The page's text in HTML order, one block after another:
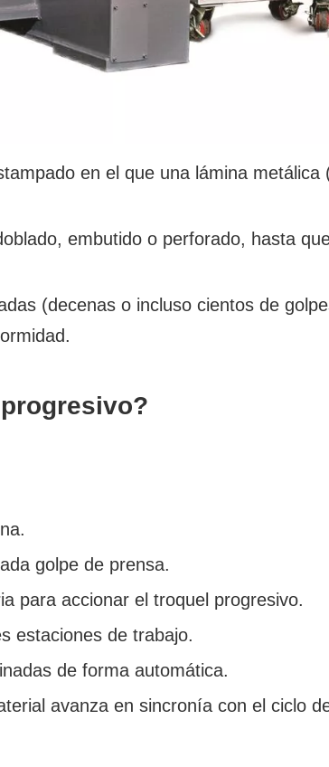
en el que una lámina
embutido o perforado, hasta
(decenas o incluso cientos de
golpe de prensa.
para accionar el troquel progresivo.
estaciones de trabajo.
de forma automática.
avanza en sincronía con el ciclo